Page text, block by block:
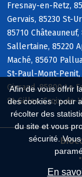
Afin de vous offrir
des cookies : pour
récolter des
du site et vous
sécurité.
En
Fresnay-en-Retz,
Gervais, 85230 St-
85710
Sallertaine, 85220
Maché, 85670
St-Paul-Mont-Penit,
Givrand, 85800 Le
St-Gilles-Croix-de-